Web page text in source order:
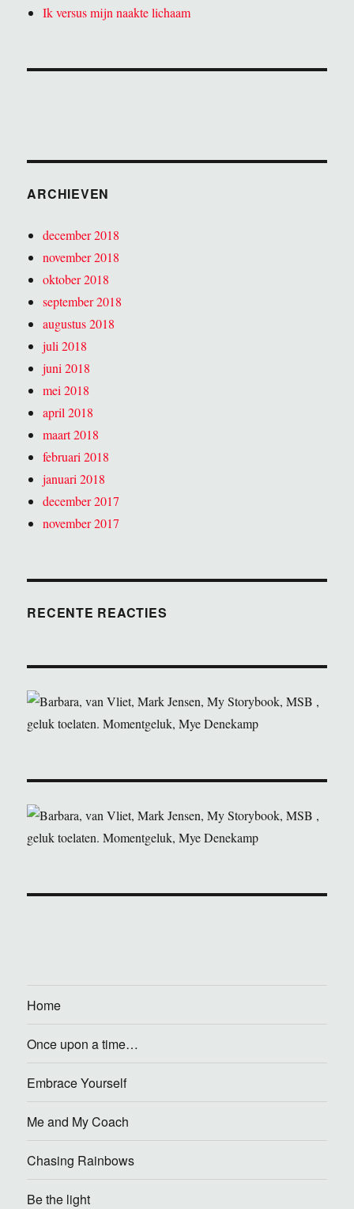
Ik versus mijn naakte lichaam
ARCHIEVEN
december 2018
november 2018
oktober 2018
september 2018
augustus 2018
juli 2018
juni 2018
mei 2018
april 2018
maart 2018
februari 2018
januari 2018
december 2017
november 2017
RECENTE REACTIES
Home
Once upon a time…
Embrace Yourself
Me and My Coach
Chasing Rainbows
Be the light